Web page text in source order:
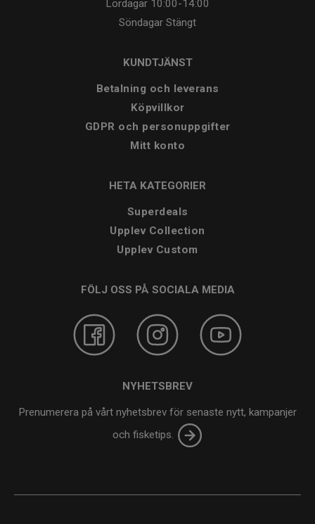
Lördagar 10:00-14:00
Söndagar Stängt
KUNDTJÄNST
Betalning och leverans
Köpvillkor
GDPR och personuppgifter
Mitt konto
HETA KATEGORIER
Superdeals
Upplev Collection
Upplev Custom
FÖLJ OSS PÅ SOCIALA MEDIA
NYHETSBREV
Prenumerera på vårt nyhetsbrev för senaste nytt, kampanjer
och fisketips.